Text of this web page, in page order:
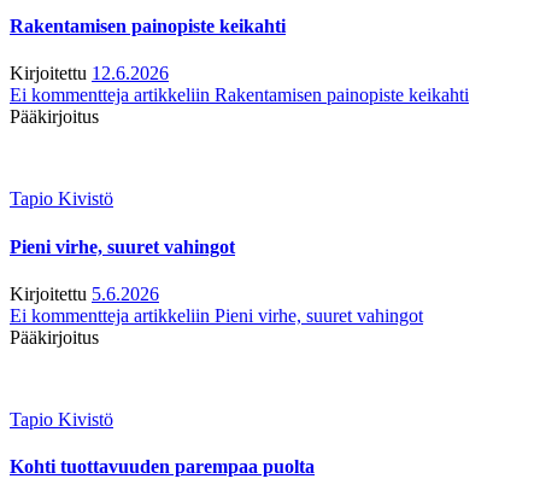
Rakentamisen painopiste keikahti
Kirjoitettu 12.6.2026
Ei kommentteja artikkeliin Rakentamisen painopiste keikahti
Pääkirjoitus
Tapio Kivistö
Pieni virhe, suuret vahingot
Kirjoitettu 5.6.2026
Ei kommentteja artikkeliin Pieni virhe, suuret vahingot
Pääkirjoitus
Tapio Kivistö
Kohti tuottavuuden parempaa puolta